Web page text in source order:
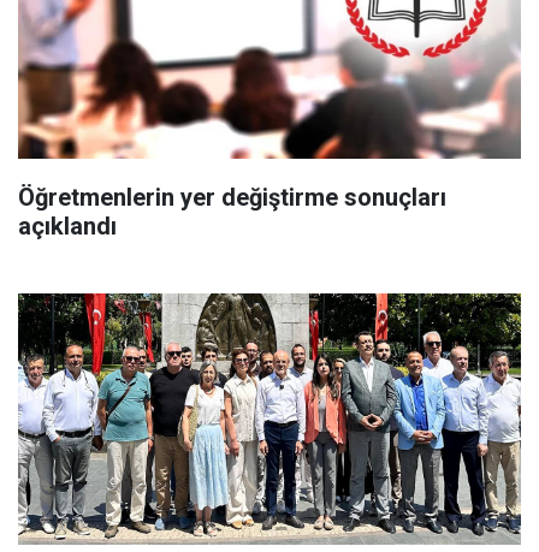
Öğretmenlerin yer değiştirme sonuçları
açıklandı